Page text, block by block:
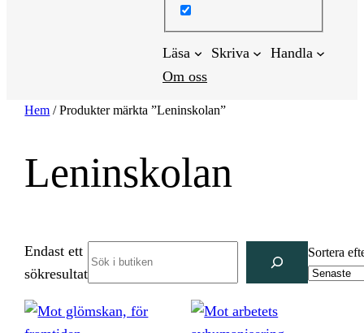
Läsa Skriva
Handla
Om oss
Hem / Produkter märkta ”Leninskolan”
Leninskolan
Endast ett
sökresultat
Sortera